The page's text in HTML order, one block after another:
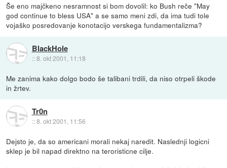
Še eno majčkeno nesramnost si bom dovolil: ko Bush reče "May
god continue to bless USA" a se samo meni zdi, da ima tudi tole
vojaško posredovanje konotacijo verskega fundamentalizma?
BlackHole
::8. okt 2001, 11:18
Me zanima kako dolgo bodo še talibani trdili, da niso otrpeli škode
in žrtev.
Tr0n
::8. okt 2001, 11:56
Dejsto je, da so americani morali nekaj naredit. Naslednji logicni
sklep je bil napad direktno na teroristicne cilje.